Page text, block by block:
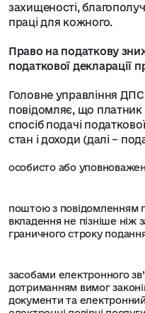
захищеності,
праці для кожного.
Право на податкову
податкової декларації
Головне управління ДПС
повідомляє, що платник
спосіб подачі
стан і доходи (далі –
особисто або
поштою з повідомленням
вкладення не пізніше ніж
граничного строку
засобами електронного
дотриманням вимог
документи та